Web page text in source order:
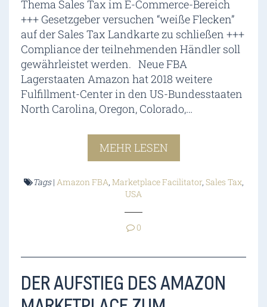
Thema Sales Tax im E-Commerce-Bereich
+++ Gesetzgeber versuchen “weiße Flecken”
auf der Sales Tax Landkarte zu schließen +++
Compliance der teilnehmenden Händler soll
gewährleistet werden. Neue FBA
Lagerstaaten Amazon hat 2018 weitere
Fulfillment-Center in den US-Bundesstaaten
North Carolina, Oregon, Colorado,…
MEHR LESEN
Tags| Amazon FBA, Marketplace Facilitator, Sales Tax,
USA
0
DER AUFSTIEG DES AMAZON